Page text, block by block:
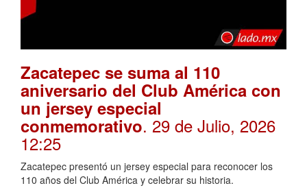
Zacatepec se suma al 110
aniversario del Club América con
un jersey especial
conmemorativo. 29 de Julio, 2026
12:25
Zacatepec presentó un jersey especial para reconocer los
110 años del Club América y celebrar su historia.